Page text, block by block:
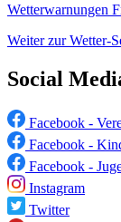
Wetterwarnungen
Weiter zur Wetter-
Social
Facebook -
Facebook -
Facebook -
Instagram
Twitter